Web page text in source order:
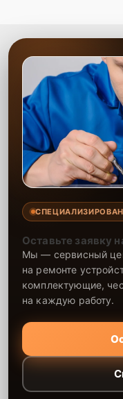
Оставьте заявку
Мы — сервисный
на ремонте
комплектующие,
на каждую работу.